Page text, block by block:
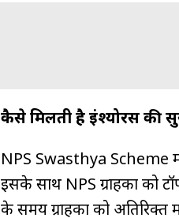
कैसे मिलती है इंश्योरेंस की
NPS Swasthya Scheme
इसके साथ NPS ग्राहकों को
के समय ग्राहकों को अतिरिक्त